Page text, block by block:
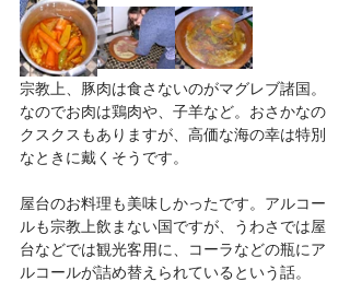
宗教上、豚肉は食さないのがマグレブ諸国。
なのでお肉は鶏肉や、子羊など。おさかなの
クスクスもありますが、高価な海の幸は特別
なときに戴くそうです。
屋台のお料理も美味しかったです。アルコー
ルも宗教上飲まない国ですが、うわさでは屋
台などでは観光客用に、コーラなどの瓶にア
ルコールが詰め替えられているという話。